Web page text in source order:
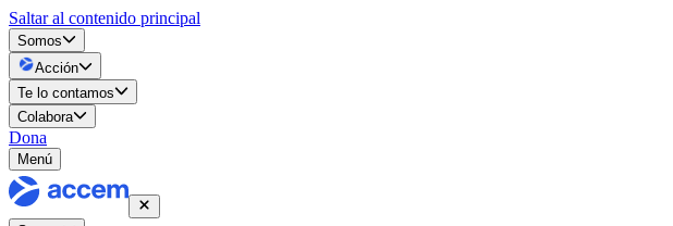
Saltar al contenido principal
Somos
Acción
Te lo contamos
Colabora
Dona
Menú